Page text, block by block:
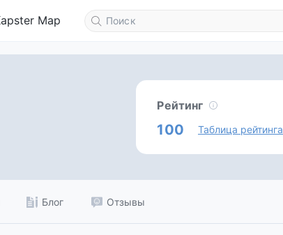
Map
Рейтинг
100 Таблица рейтинга
Блог Отзывы